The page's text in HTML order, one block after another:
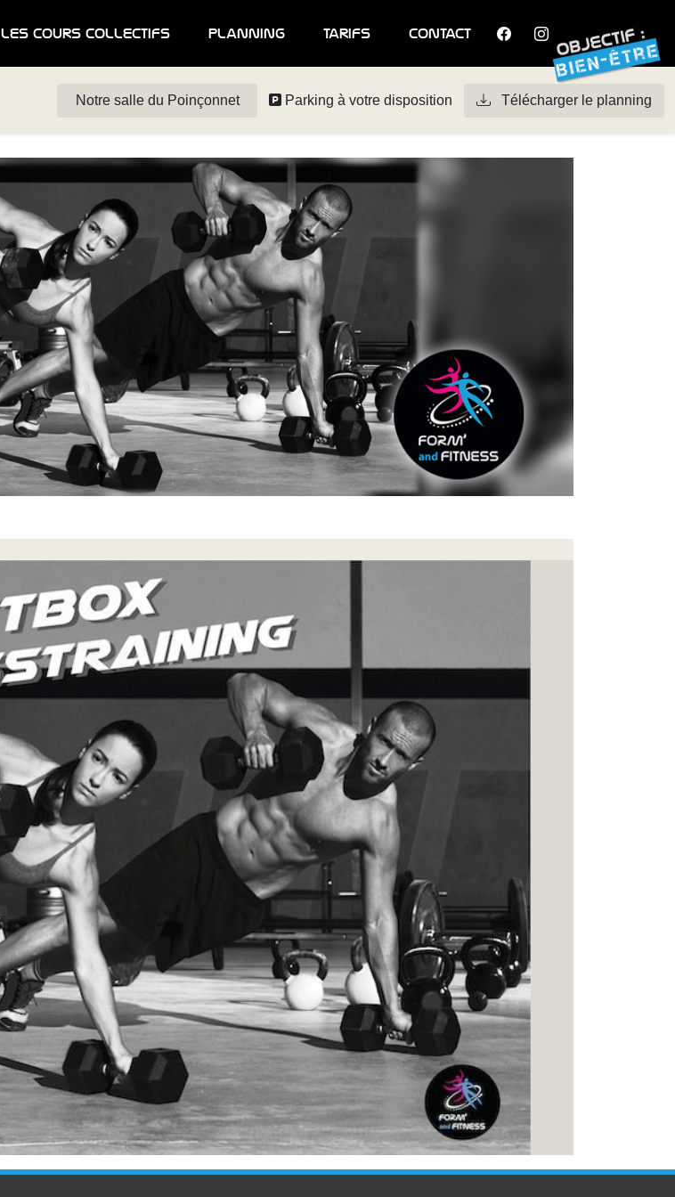
les cours collectifs planning tarifs contact
Notre salle du Poinçonnet Parking à votre disposition Télécharger le planning